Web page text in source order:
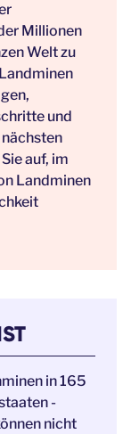
Millionen
Welt zu
und
auf, im
Landminen
in 165
-
nicht